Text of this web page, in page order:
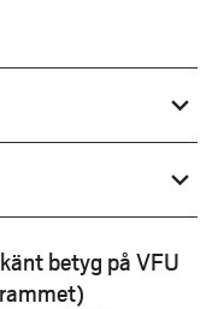
expand_more
expand_more
betyg på VFU